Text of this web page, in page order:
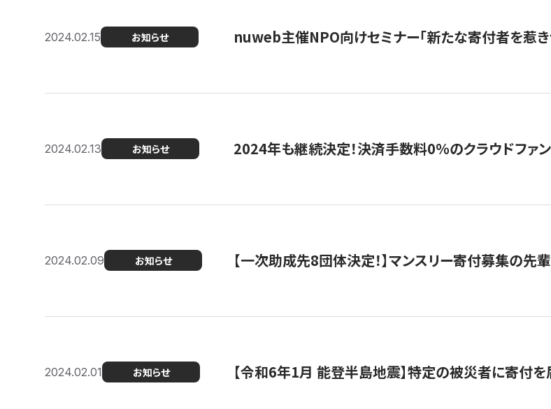
2024.02.15 お知らせ nuweb主催NPO向けセミナー「新たな寄付者を惹き
2024.02.13 お知らせ 2024年も継続決定！決済手数料0％のクラウドフ
2024.02.09 お知らせ 【一次助成先8団体決定！】マンスリー寄付募集の
2024.02.01 お知らせ 【令和6年1月 能登半島地震】特定の被災者に寄付